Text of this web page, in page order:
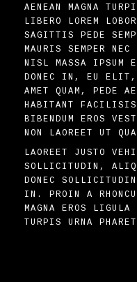
AENEAN MAGNA
LIBERO LOREM
SAGITTIS PEDE
MAURIS SEMPER
NISL MASSA IPSUM
DONEC IN, EU ELIT,
AMET QUAM, PEDE
HABITANT
BIBENDUM EROS
NON LAOREET UT
LAOREET JUSTO
SOLLICITUDIN,
DONEC
IN. PROIN A
MAGNA EROS
TURPIS URNA